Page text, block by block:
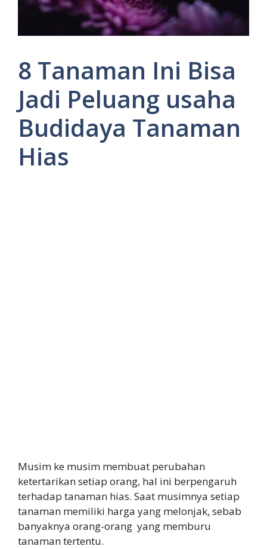
8 Tanaman Ini Bisa
Jadi Peluang usaha
Budidaya Tanaman
Hias
Musim ke musim membuat perubahan
ketertarikan setiap orang, hal ini berpengaruh
terhadap tanaman hias. Saat musimnya setiap
tanaman memiliki harga yang melonjak, sebab
banyaknya orang-orang yang memburu
tanaman tertentu.